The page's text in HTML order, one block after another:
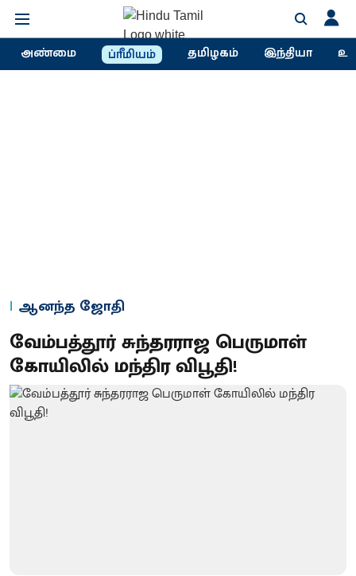
அண்மை ப்ரீமியம் தமிழகம் இந்தியா
ஆனந்த ஜோதி
வேம்பத்தூர் சுந்தரராஜ பெருமாள்
கோயிலில் மந்திர விபூதி!